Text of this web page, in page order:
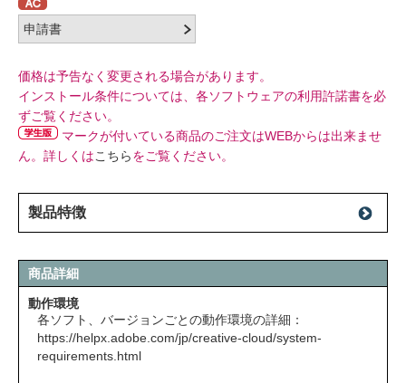
価格は予告なく変更される場合があります。
インストール条件については、各ソフトウェアの利用許諾書を必
ずご覧ください。
マークが付いている商品のご注文はWEBからは出来ませ
ん。詳しくはこちらをご覧ください。
製品特徴
商品詳細
動作環境
各ソフト、バージョンごとの動作環境の詳細：
https://helpx.adobe.com/jp/creative-cloud/system-
requirements.html